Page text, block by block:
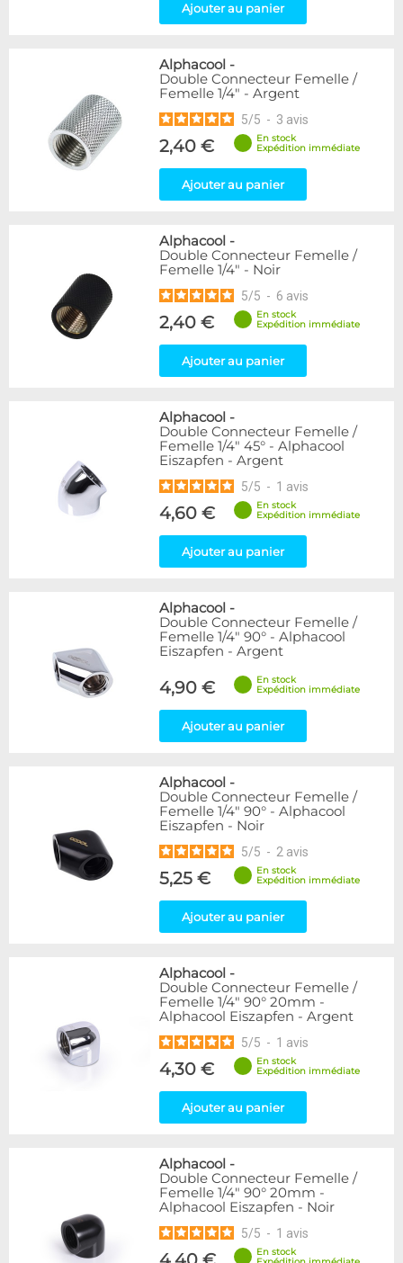
Ajouter au panier
Alphacool -
Double Connecteur Femelle /
Femelle 1/4" - Argent
5/5 - 3 avis
2,40 €
En stock
Expédition immédiate
Ajouter au panier
Alphacool -
Double Connecteur Femelle /
Femelle 1/4" - Noir
5/5 - 6 avis
2,40 €
En stock
Expédition immédiate
Ajouter au panier
Alphacool -
Double Connecteur Femelle /
Femelle 1/4" 45° - Alphacool
Eiszapfen - Argent
5/5 - 1 avis
4,60 €
En stock
Expédition immédiate
Ajouter au panier
Alphacool -
Double Connecteur Femelle /
Femelle 1/4" 90° - Alphacool
Eiszapfen - Argent
4,90 €
En stock
Expédition immédiate
Ajouter au panier
Alphacool -
Double Connecteur Femelle /
Femelle 1/4" 90° - Alphacool
Eiszapfen - Noir
5/5 - 2 avis
5,25 €
En stock
Expédition immédiate
Ajouter au panier
Alphacool -
Double Connecteur Femelle /
Femelle 1/4" 90° 20mm -
Alphacool Eiszapfen - Argent
5/5 - 1 avis
4,30 €
En stock
Expédition immédiate
Ajouter au panier
Alphacool -
Double Connecteur Femelle /
Femelle 1/4" 90° 20mm -
Alphacool Eiszapfen - Noir
5/5 - 1 avis
En stock